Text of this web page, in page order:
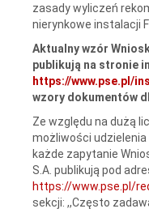
zasady wyliczeń
nierynkowe instalacji
Aktualny wzór
publikują na stronie
https://www.pse.pl/
wzory dokumentów
Ze względu na dużą
możliwości
każde zapytanie
S.A. publikują pod
https://www.pse.pl/
sekcji: ,,Często